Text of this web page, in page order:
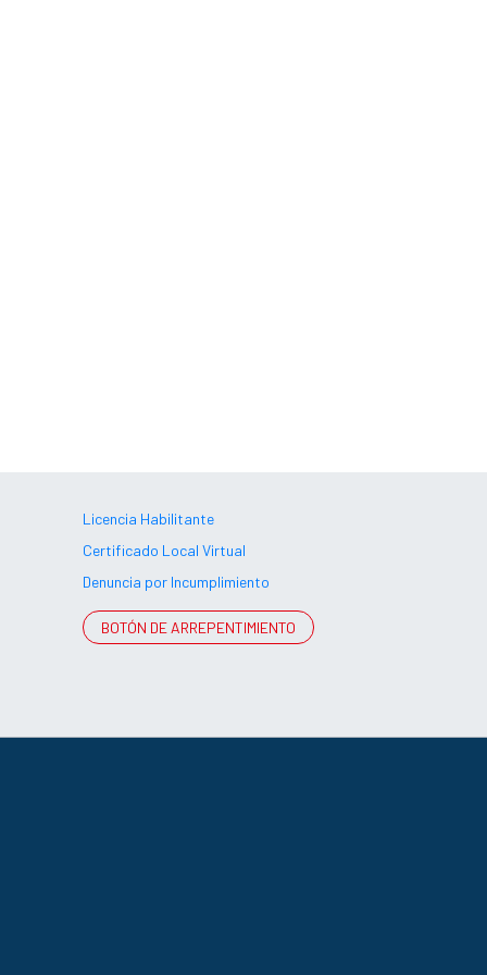
Licencia Habilitante
Certificado Local Virtual
Denuncia por Incumplimiento
BOTÓN DE ARREPENTIMIENTO